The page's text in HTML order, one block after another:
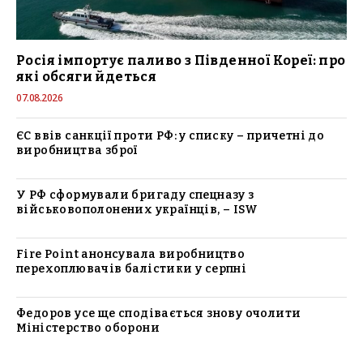
Росія імпортує паливо з Південної Кореї: про
які обсяги йдеться
07.08.2026
ЄС ввів санкції проти РФ: у списку – причетні до
виробництва зброї
У РФ сформували бригаду спецназу з
військовополонених українців, – ISW
Fire Point анонсувала виробництво
перехоплювачів балістики у серпні
Федоров усе ще сподівається знову очолити
Міністерство оборони